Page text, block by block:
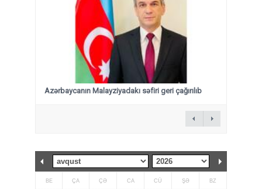
Azərbaycanın Malayziyadakı səfiri geri çağırılıb
BE ÇA ÇƏ CA CÜ ŞƏ BZ